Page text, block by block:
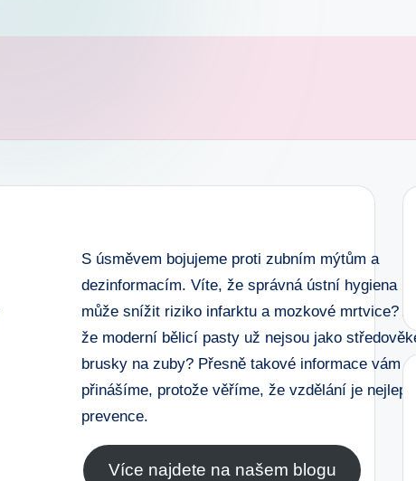
S úsměvem bojujeme proti zubním mýtům a
dezinformacím. Víte, že správná ústní hygiena
může snížit riziko infarktu a mozkové mrtvice? A
že moderní bělicí pasty už nejsou jako
brusky na zuby? Přesně takové informace vám
přinášíme, protože věříme, že vzdělání je nejlepší
prevence.
Více najdete na našem blogu